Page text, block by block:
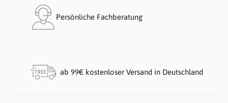
Persönliche Fachberatung
ab 99€ kostenloser Versand in Deutschland